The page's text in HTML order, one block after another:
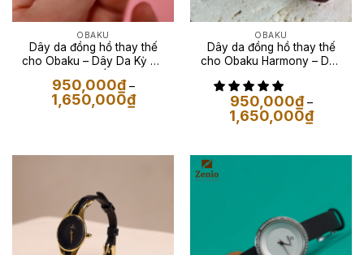
OBAKU
Dây da đồng hồ thay thế
cho Obaku – Dây Da Kỳ Đà
950,000₫ –
1,650,000₫Khoảng
giá:
OBAKU
Dây da đồng hồ thay thế
cho Obaku Harmony – Dây
950,000₫ –
1,650,000₫Khoảng
giá:
đến